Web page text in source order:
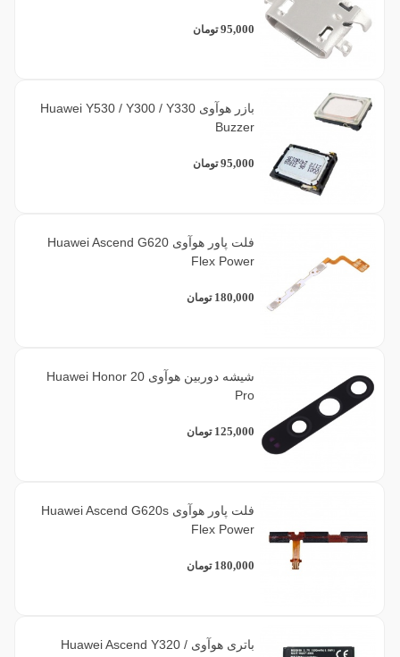
95,000 تومان
بازر هوآوی Huawei Y530 / Y300 / Y330
Buzzer
95,000 تومان
فلت پاور هوآوی Huawei Ascend G620
Flex Power
180,000 تومان
شیشه دوربین هوآوی Huawei Honor 20
Pro
125,000 تومان
فلت پاور هوآوی Huawei Ascend G620s
Flex Power
180,000 تومان
باتری هوآوی Huawei Ascend Y320 /